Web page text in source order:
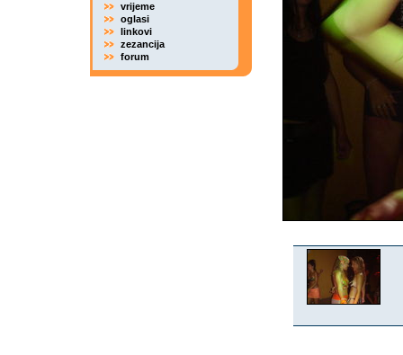
vrijeme
oglasi
linkovi
zezancija
forum